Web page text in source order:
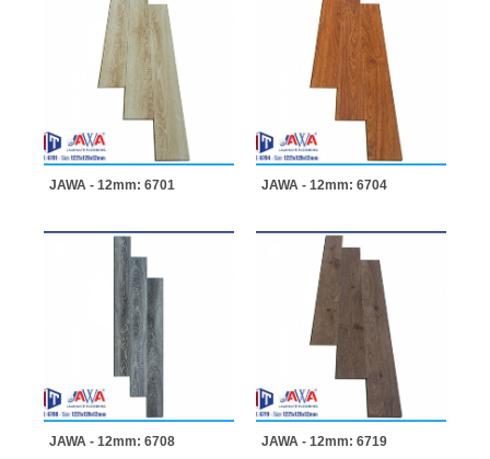
JAWA - 12mm: 6701 JAWA - 12mm: 6704
JAWA - 12mm: 6708 JAWA - 12mm: 6719